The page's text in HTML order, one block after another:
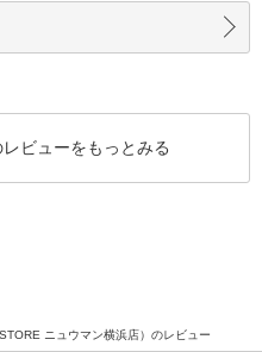
ビューをもっとみる
ニュウマン横浜店）のレビュー